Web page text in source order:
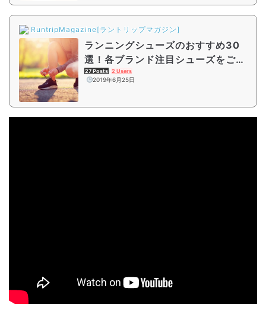
RuntripMagazine[ラントリップマガジン]
ランニングシューズのおすすめ30
選！各ブランド注目シューズをご紹
介
27 Posts 2 Users
2019年6月25日